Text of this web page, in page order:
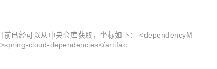
已经可以从中央仓库获取，坐标如下： <dependencyM
cloud-dependencies</artifac...